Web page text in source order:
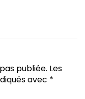
publiée. Les
avec *